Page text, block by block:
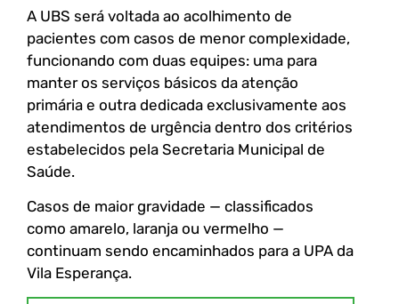
A UBS será voltada ao acolhimento de
pacientes com casos de menor complexidade,
funcionando com duas equipes: uma para
manter os serviços básicos da atenção
primária e outra dedicada exclusivamente aos
atendimentos de urgência dentro dos critérios
estabelecidos pela Secretaria Municipal de
Saúde.
Casos de maior gravidade — classificados
como amarelo, laranja ou vermelho —
continuam sendo encaminhados para a UPA da
Vila Esperança.